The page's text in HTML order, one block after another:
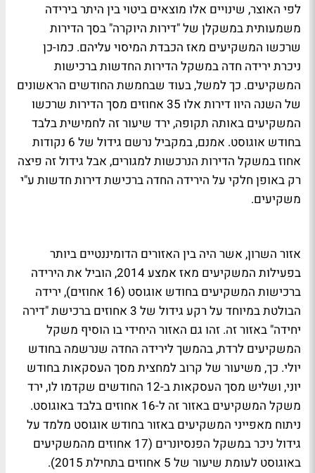
לפי האוצר, שינויים אלו מוצאים ביטוי בין היתר בירידה
משמעותית במשקלן של "דירות היוקרה" בסך הדירות
שרכשו המשקיעים מאז הכבדת המיסוי עליהם. כמו-כן
ניכרת ירידה חדה במשקל הדירות החדשות ברכישות
המשקיעים. כך למשל, בעוד שבחמשת החודשים הראשונים
של השנה היוו דירות אלו 35 אחוזים מסך הדירות שרכשו
המשקיעים באותה תקופה, ירד שיעור זה לחמישית בלבד
בחודש אוגוסט. אמנם, במקביל נרשם גידול של 6 נקודות
אחוז במשקל הדירות הנרכשות למגורים, אבל גידול זה פיצה
רק באופן חלקי על הירידה החדה ברכישת דירות חדשות ע"י
משקיעים.
אזור השרון, אשר היה בין האזורים הדומיננטיים ביותר
בפעילות המשקיעים מאז אמצע 2014, הוביל את הירידה
ברכישות המשקיעים בחודש אוגוסט (16 אחוזים), ירידה
הבולטת במיוחד על רקע גידול של 3 אחוזים ברכישת "דירה
יחידה" באזור זה. זהו גם האזור היחידי בו הוסיף משקל
המשקיעים לרדת, בהמשך לירידה החדה שנרשמה בחודש
יולי. כך, משיעור של קרוב למחצית מסך העסקאות בחודש
יוני, ושליש מסך העסקאות ב-12 החודשים שקדמו לו, ירד
משקל המשקיעים באזור זה ל-16 אחוזים בלבד באוגוסט.
ניתוח מאפייני המשקיעים באזור בחודש אוגוסט מלמד על
גידול ניכר במשקל הפנסיונרים (17 אחוזים מהמשקיעים
באוגוסט לעומת שיעור של 5 אחוזים בתחילת 2015).